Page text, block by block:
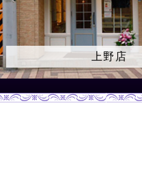
自由が丘店